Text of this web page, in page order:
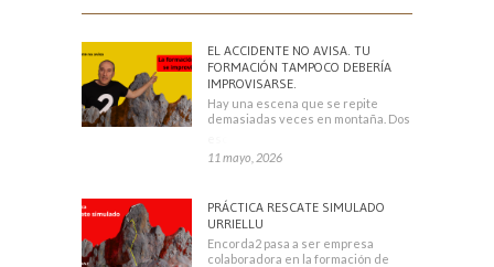
EL ACCIDENTE NO AVISA. TU
FORMACIÓN TAMPOCO DEBERÍA
IMPROVISARSE.
Hay una escena que se repite
demasiadas veces en montaña. Dos
11 mayo, 2026
PRÁCTICA RESCATE SIMULADO
URRIELLU
Encorda2 pasa a ser empresa
colaboradora en la formación de